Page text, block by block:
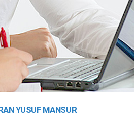
YUSUF MANSUR